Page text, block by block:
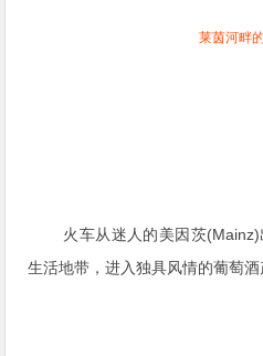
莱茵河畔
火车从迷人的美因茨
生活地带，进入独具风情的葡萄酒